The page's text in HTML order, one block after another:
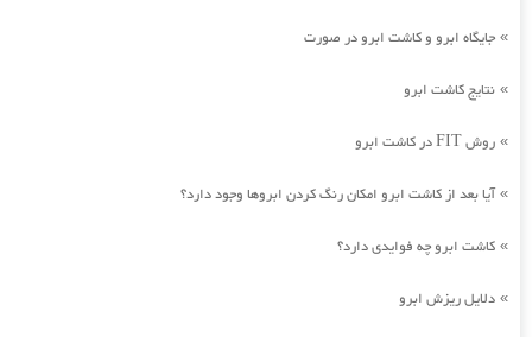
» جایگاه ابرو و کاشت ابرو در صورت
» نتایج کاشت ابرو
» روش FIT در کاشت ابرو
»آیا بعد از کاشت ابرو امکان رنگ کردن ابروها وجود دارد؟
» کاشت ابرو چه فوایدی دارد؟
» دلایل ریزش ابرو